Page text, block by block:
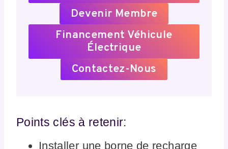
Devenir Membre
Financement Véhicule
Électrique
Contactez-Nous
Points clés à retenir:
Installer une borne de recharge